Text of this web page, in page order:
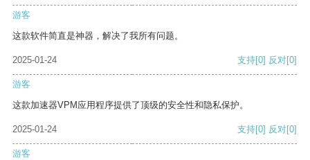
游客
这款软件简直是神器，解决了我所有问题。
2025-01-24 支持[0] 反对[0]
游客
这款加速器VPM应用程序提供了顶级的安全性和隐私保护。
2025-01-24 支持[0] 反对[0]
游客